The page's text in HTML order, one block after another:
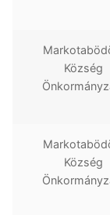
Község
Község